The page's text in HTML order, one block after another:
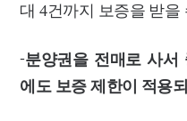
대 4건까지 보증을 받을
-분양권을 전매로 사서
에도 보증 제한이 적용